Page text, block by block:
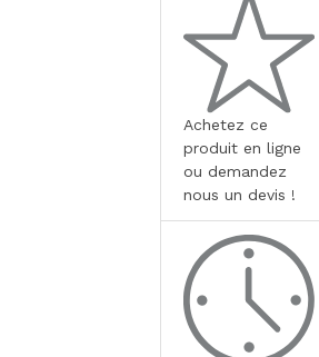
Achetez ce
produit en ligne
ou demandez
nous un devis !